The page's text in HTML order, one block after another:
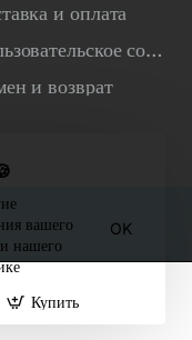
вашего
нашего
OK
Купить
и оплата
Пользовательское соглашение
и возврат